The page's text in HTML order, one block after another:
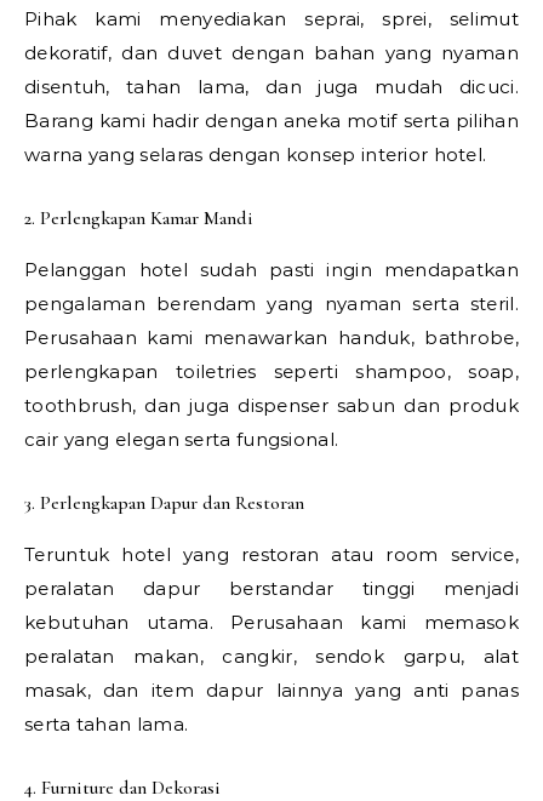
Pihak kami menyediakan seprai, sprei, selimut
dekoratif, dan duvet dengan bahan yang nyaman
disentuh, tahan lama, dan juga mudah dicuci.
Barang kami hadir dengan aneka motif serta pilihan
warna yang selaras dengan konsep interior hotel.
2. Perlengkapan Kamar Mandi
Pelanggan hotel sudah pasti ingin mendapatkan
pengalaman berendam yang nyaman serta steril.
Perusahaan kami menawarkan handuk, bathrobe,
perlengkapan toiletries seperti shampoo, soap,
toothbrush, dan juga dispenser sabun dan produk
cair yang elegan serta fungsional.
3. Perlengkapan Dapur dan Restoran
Teruntuk hotel yang restoran atau room service,
peralatan dapur berstandar tinggi menjadi
kebutuhan utama. Perusahaan kami memasok
peralatan makan, cangkir, sendok garpu, alat
masak, dan item dapur lainnya yang anti panas
serta tahan lama.
4. Furniture dan Dekorasi